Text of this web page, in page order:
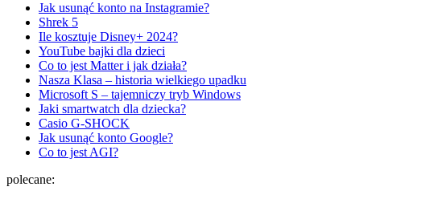
Jak usunąć konto na Instagramie?
Shrek 5
Ile kosztuje Disney+ 2024?
YouTube bajki dla dzieci
Co to jest Matter i jak działa?
Nasza Klasa – historia wielkiego upadku
Microsoft S – tajemniczy tryb Windows
Jaki smartwatch dla dziecka?
Casio G-SHOCK
Jak usunąć konto Google?
Co to jest AGI?
polecane: